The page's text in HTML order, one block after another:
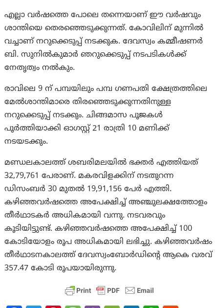
എല്ലാ വർഷത്തെ പോലെ തന്നെയാണ് ഈ വർഷവും
ശാന്തിയെ തെരഞ്ഞെടുക്കുന്നത്. കോവിലിന് മുന്നിൽ
വച്ചാണ് നറുക്കെടുപ്പ് നടക്കുക. ദേവസ്വം കമ്മീഷണർ
ബി. സുനിൽകുമാർ ഞറുക്കെടുപ്പ് നടപടികൾക്ക്
നേതൃത്വം നൽകും.
രാവിലെ 9 ന് പമ്പയിലും പമ്പ ഗണപതി ക്ഷേത്രത്തിലെ
മേൽശാന്തിമാരെ തിരഞ്ഞെടുക്കുന്നതിനുള്ള
നറുക്കെടുപ്പ് നടക്കും. ചിങ്ങമാസ പൂജകൾ
പൂർത്തിയാക്കി ഓഗസ്റ്റ് 21 രാത്രി 10 മണിക്ക്
നടയടക്കും.
മണ്ഡലകാലത്ത് ശബരിമലയിൽ ഭക്തർ എത്തിയത്
32,79,761 പേരാണ്. മകരവിളക്കിന് നടതുറന്ന
ഡിസംബർ 30 മുതൽ 19,91,156 പേർ എത്തി.
കഴിഞ്ഞവർഷത്തെ അപേക്ഷിച്ച് അഞ്ചുലക്ഷത്തോളം
തീർഥാടകർ അധികമായി വന്നു. നടവരവും
കൂടിയിട്ടുണ്ട്. കഴിഞ്ഞവർഷത്തെ അപേക്ഷിച്ച് 100
കോടിയോളം രൂപ അധികമായി ലഭിച്ചു. കഴിഞ്ഞവർഷം
തീർഥാടനകാലത്ത് ദേവസ്വംബോർഡിന്റെ ആകെ വരവ്
357.47 കോടി രൂപയായിരുന്നു.